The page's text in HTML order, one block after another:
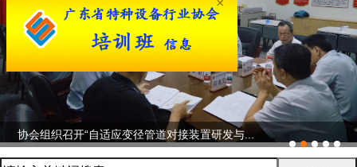
协会组织召开“自适应变径管道对接装置研发与...
×